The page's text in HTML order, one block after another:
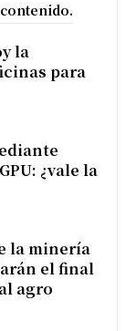
la
para
¿vale la
la minería
el final
agro